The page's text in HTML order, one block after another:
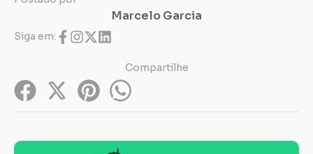
Marcelo Garcia
Siga em:
Compartilhe